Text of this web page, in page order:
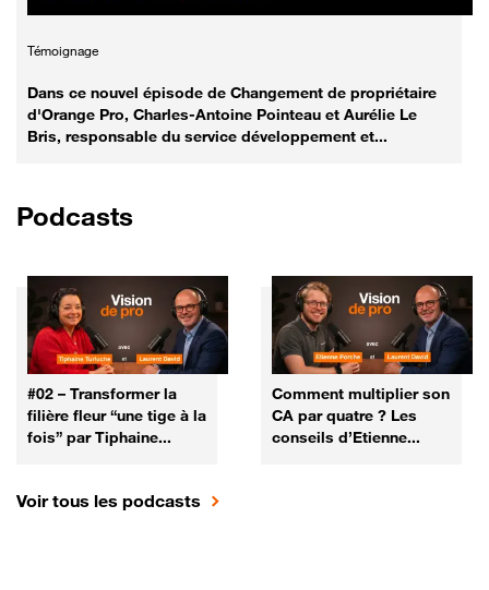
Témoignage
Dans ce nouvel épisode de Changement de propriétaire
d'Orange Pro, Charles-Antoine Pointeau et Aurélie Le
Bris, responsable du service développement et...
Podcasts
#02 – Transformer la
filière fleur “une tige à la
fois” par Tiphaine...
Comment multiplier son
CA par quatre ? Les
conseils d’Etienne...
Voir tous les podcasts